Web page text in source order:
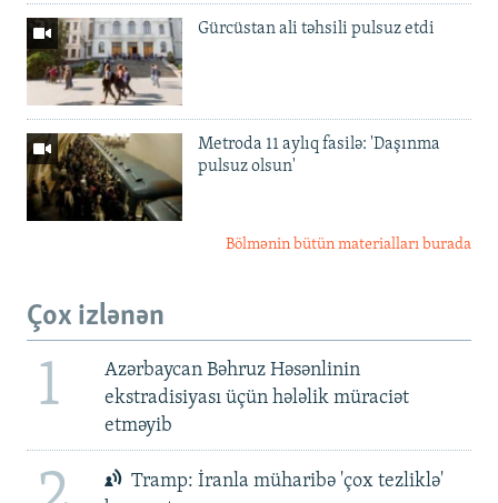
Gürcüstan ali təhsili pulsuz etdi
Metroda 11 aylıq fasilə: 'Daşınma
pulsuz olsun'
Bölmənin bütün materialları burada
Çox izlənən
1
Azərbaycan Bəhruz Həsənlinin
ekstradisiyası üçün hələlik müraciət
etməyib
Tramp: İranla müharibə 'çox tezliklə'